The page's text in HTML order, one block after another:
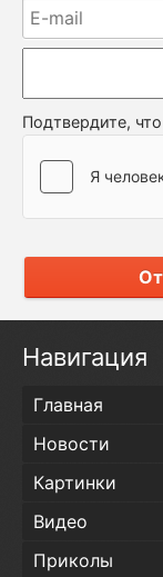
Подтвердите,
Навигация
Главная
Новости
Картинки
Видео
Приколы